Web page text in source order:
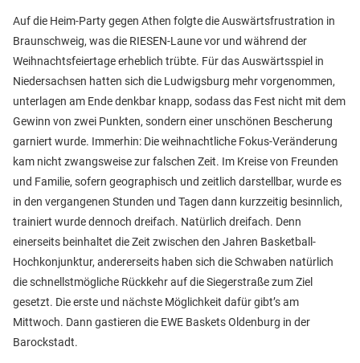
Auf die Heim-Party gegen Athen folgte die Auswärtsfrustration in
Braunschweig, was die RIESEN-Laune vor und während der
Weihnachtsfeiertage erheblich trübte. Für das Auswärtsspiel in
Niedersachsen hatten sich die Ludwigsburg mehr vorgenommen,
unterlagen am Ende denkbar knapp, sodass das Fest nicht mit dem
Gewinn von zwei Punkten, sondern einer unschönen Bescherung
garniert wurde. Immerhin: Die weihnachtliche Fokus-Veränderung
kam nicht zwangsweise zur falschen Zeit. Im Kreise von Freunden
und Familie, sofern geographisch und zeitlich darstellbar, wurde es
in den vergangenen Stunden und Tagen dann kurzzeitig besinnlich,
trainiert wurde dennoch dreifach. Natürlich dreifach. Denn
einerseits beinhaltet die Zeit zwischen den Jahren Basketball-
Hochkonjunktur, andererseits haben sich die Schwaben natürlich
die schnellstmögliche Rückkehr auf die Siegerstraße zum Ziel
gesetzt. Die erste und nächste Möglichkeit dafür gibt’s am
Mittwoch. Dann gastieren die EWE Baskets Oldenburg in der
Barockstadt.